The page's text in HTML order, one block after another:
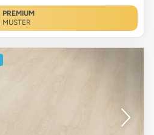
PREMIUM
MUSTER